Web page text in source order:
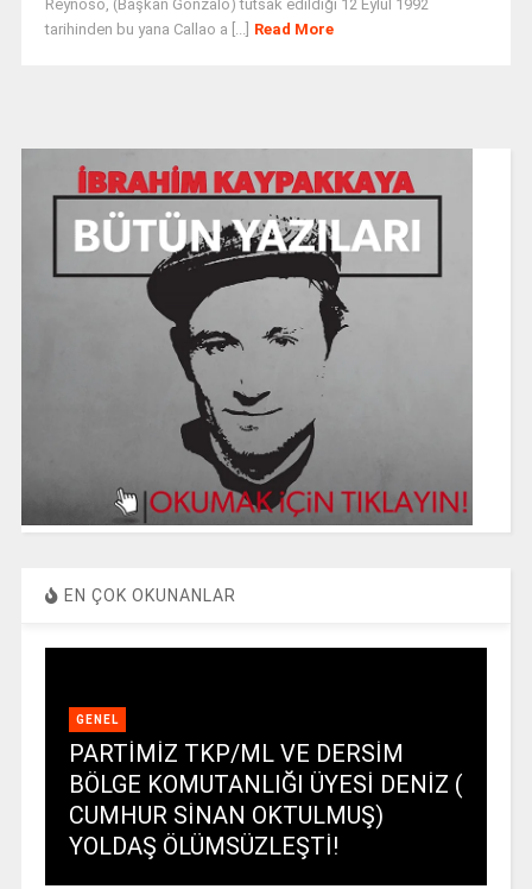
Reynoso, (Başkan Gonzalo) tutsak edildiği 12 Eylül 1992
tarihinden bu yana Callao a [...] Read More
EN ÇOK OKUNANLAR
GENEL
PARTİMİZ TKP/ML VE DERSİM
BÖLGE KOMUTANLIĞI ÜYESİ DENİZ (
CUMHUR SİNAN OKTULMUŞ)
YOLDAŞ ÖLÜMSÜZLEŞTİ!